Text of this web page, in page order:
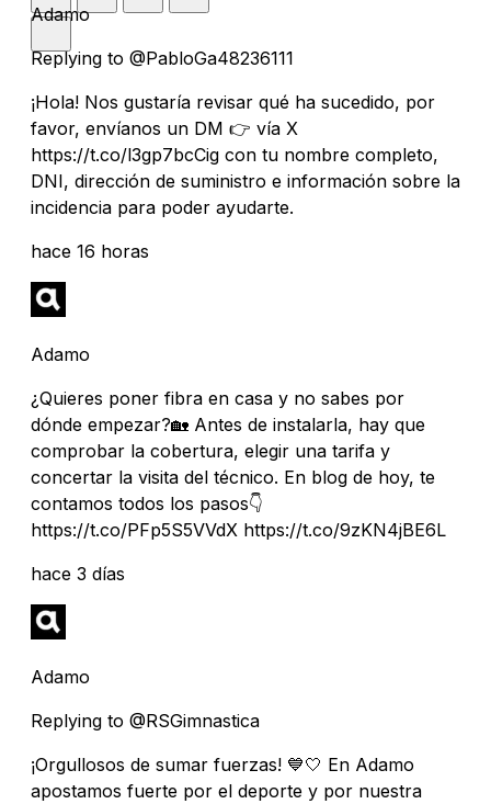
Adamo
Replying to @PabloGa48236111
¡Hola! Nos gustaría revisar qué ha sucedido, por
favor, envíanos un DM 👉 vía X
https://t.co/l3gp7bcCig con tu nombre completo,
DNI, dirección de suministro e información sobre la
incidencia para poder ayudarte.
hace 16 horas
Adamo
¿Quieres poner fibra en casa y no sabes por
dónde empezar?🏡 Antes de instalarla, hay que
comprobar la cobertura, elegir una tarifa y
concertar la visita del técnico. En blog de hoy, te
contamos todos los pasos👇
https://t.co/PFp5S5VVdX https://t.co/9zKN4jBE6L
hace 3 días
Adamo
Replying to @RSGimnastica
¡Orgullosos de sumar fuerzas! 💙🤍 En Adamo
apostamos fuerte por el deporte y por nuestra